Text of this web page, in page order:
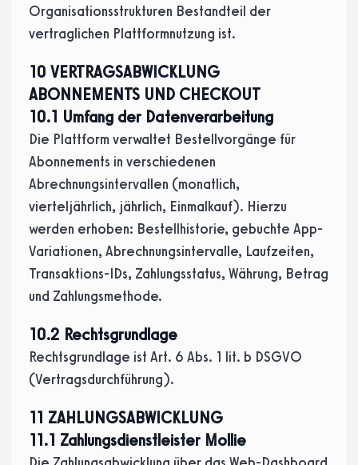
Organisationsstrukturen Bestandteil der
vertraglichen Plattformnutzung ist.
10 VERTRAGSABWICKLUNG
ABONNEMENTS UND CHECKOUT
10.1 Umfang der Datenverarbeitung
Die Plattform verwaltet Bestellvorgänge für
Abonnements in verschiedenen
Abrechnungsintervallen (monatlich,
vierteljährlich, jährlich, Einmalkauf). Hierzu
werden erhoben: Bestellhistorie, gebuchte App-
Variationen, Abrechnungsintervalle, Laufzeiten,
Transaktions-IDs, Zahlungsstatus, Währung, Betrag
und Zahlungsmethode.
10.2 Rechtsgrundlage
Rechtsgrundlage ist Art. 6 Abs. 1 lit. b DSGVO
(Vertragsdurchführung).
11 ZAHLUNGSABWICKLUNG
11.1 Zahlungsdienstleister Mollie